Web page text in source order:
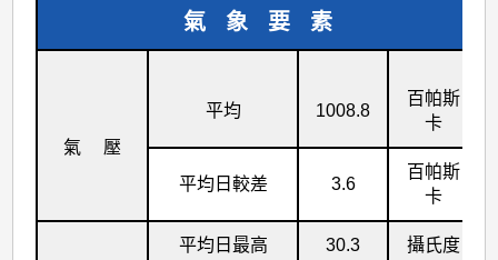
氣 象 要 素
氣 壓
平均 1008.8
百帕斯
卡
平均日較差 3.6
百帕斯
卡
平均日最高 30.3 攝氏度